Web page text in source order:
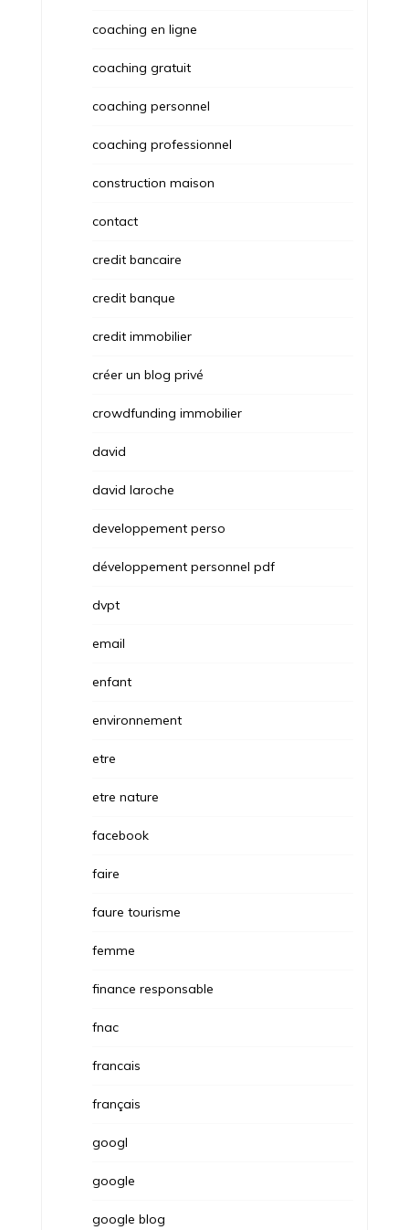
coaching en ligne
coaching gratuit
coaching personnel
coaching professionnel
construction maison
contact
credit bancaire
credit banque
credit immobilier
créer un blog privé
crowdfunding immobilier
david
david laroche
developpement perso
développement personnel pdf
dvpt
email
enfant
environnement
etre
etre nature
facebook
faire
faure tourisme
femme
finance responsable
fnac
francais
français
googl
google
google blog